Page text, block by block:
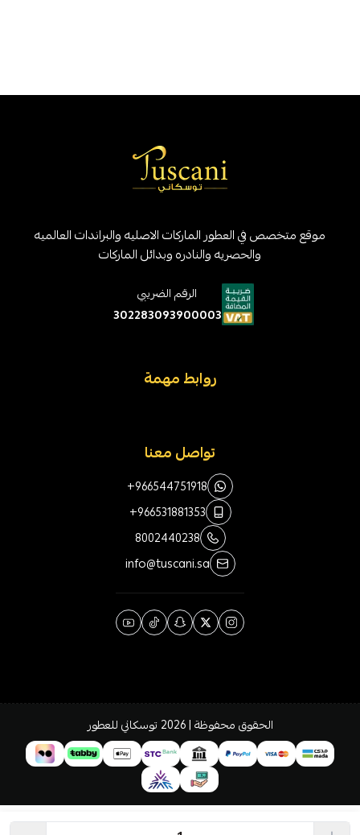
موقع متخصص في العطور الماركات الاصليه والبراندات العالميه
والحصريه والنادره وبدائل الماركات
الرقم الضريبي
302283093900003
روابط مهمة
تواصل معنا
+966544751918
+966531881353
8002440238
info@tuscani.sa
الحقوق محفوظة | 2026 توسكاني للعطور